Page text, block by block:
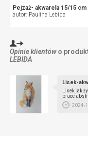
Pejzaż- akwarela 15/15 cm
autor: Paulina Lebida
Opinie klientów o
LEBIDA
Lisek-
Lisek jak
prace
2024-